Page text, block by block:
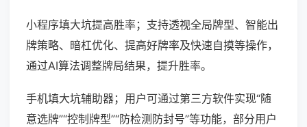
小程序填大坑提高胜率；支持透视全局牌型、智能出
牌策略、暗杠优化、提高好牌率及快速自摸等操作，
通过AI算法调整牌局结果，提升胜率。
手机填大坑辅助器；用户可通过第三方软件实现“随
意选牌”“控制牌型”“防检测防封号”等功能，部分用户